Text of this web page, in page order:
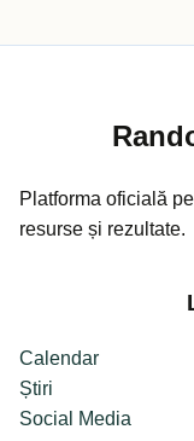
Platforma oficială
resurse și rezultate.
Calendar
Știri
Social Media